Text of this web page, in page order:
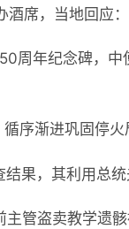
酒席，当地回应
周年纪念碑，
序渐进巩固停
果，其利用总
管盗卖教学遗